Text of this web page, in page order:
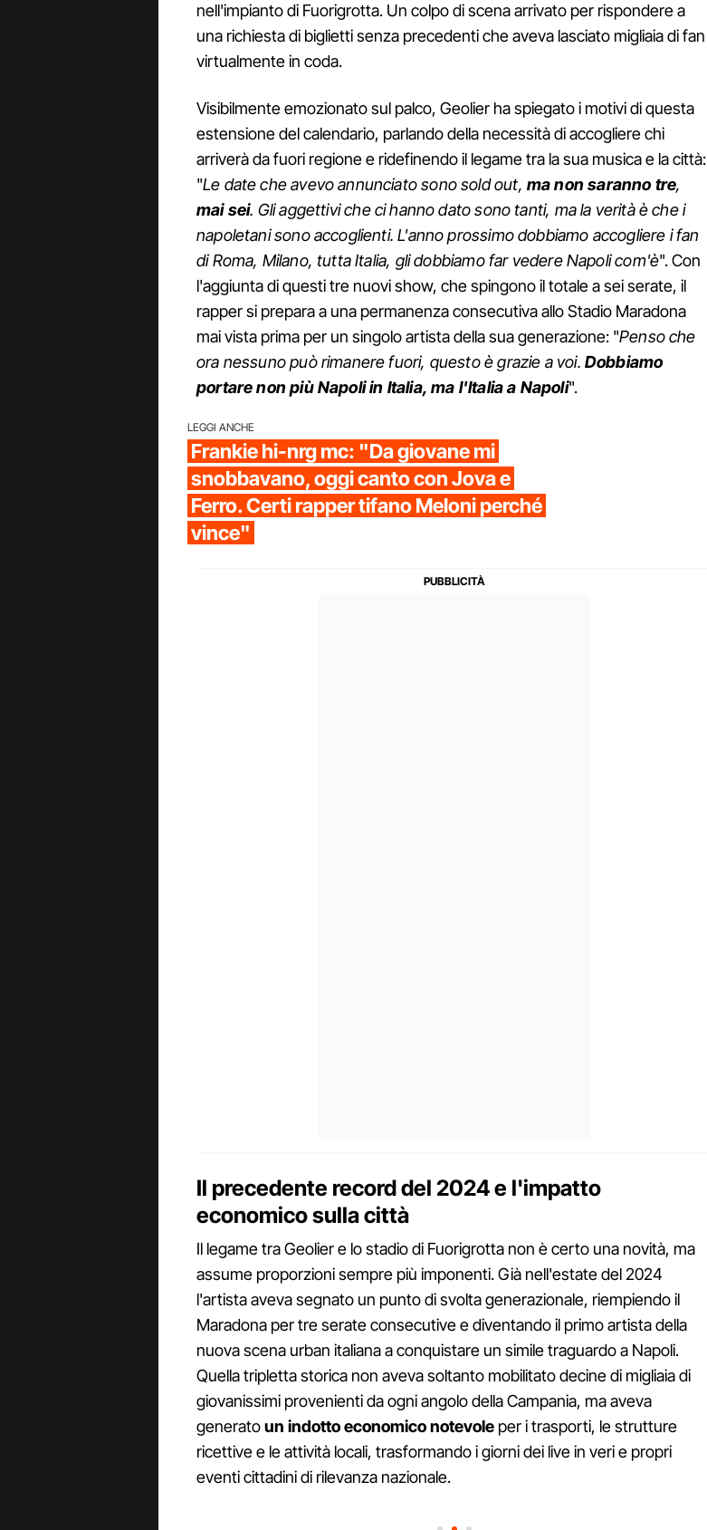
nell'impianto di Fuorigrotta. Un colpo di scena arrivato per rispondere a
una richiesta di biglietti senza precedenti che aveva lasciato migliaia di fan
virtualmente in coda.
Visibilmente emozionato sul palco, Geolier ha spiegato i motivi di questa
estensione del calendario, parlando della necessità di accogliere chi
arriverà da fuori regione e ridefinendo il legame tra la sua musica e la città:
"Le date che avevo annunciato sono sold out, ma non saranno tre,
mai sei. Gli aggettivi che ci hanno dato sono tanti, ma la verità è che i
napoletani sono accoglienti. L'anno prossimo dobbiamo accogliere i fan
di Roma, Milano, tutta Italia, gli dobbiamo far vedere Napoli com'è". Con
l'aggiunta di questi tre nuovi show, che spingono il totale a sei serate, il
rapper si prepara a una permanenza consecutiva allo Stadio Maradona
mai vista prima per un singolo artista della sua generazione: "Penso che
ora nessuno può rimanere fuori, questo è grazie a voi. Dobbiamo
portare non più Napoli in Italia, ma l'Italia a Napoli".
LEGGI ANCHE
Frankie hi-nrg mc: "Da giovane mi
snobbavano, oggi canto con Jova e
Ferro. Certi rapper tifano Meloni perché
vince"
Il precedente record del 2024 e l'impatto
economico sulla città
Il legame tra Geolier e lo stadio di Fuorigrotta non è certo una novità, ma
assume proporzioni sempre più imponenti. Già nell'estate del 2024
l'artista aveva segnato un punto di svolta generazionale, riempiendo il
Maradona per tre serate consecutive e diventando il primo artista della
nuova scena urban italiana a conquistare un simile traguardo a Napoli.
Quella tripletta storica non aveva soltanto mobilitato decine di migliaia di
giovanissimi provenienti da ogni angolo della Campania, ma aveva
generatoun indotto economico notevole per i trasporti, le strutture
ricettive e le attività locali, trasformando i giorni dei live in veri e propri
eventi cittadini di rilevanza nazionale.